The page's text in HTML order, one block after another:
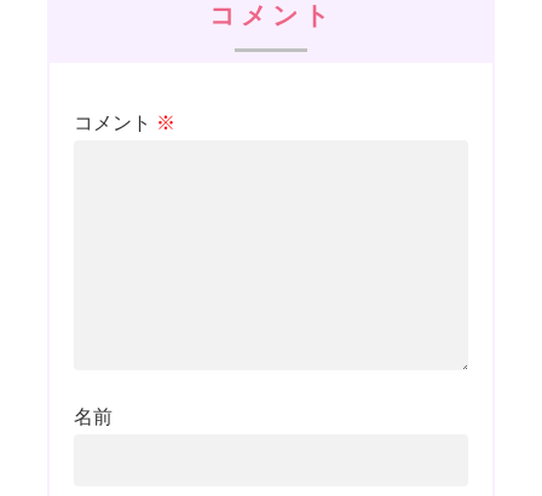
コメント
コメント ※
名前